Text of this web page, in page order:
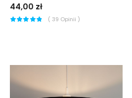
44,00 zł
( 39 Opinii )